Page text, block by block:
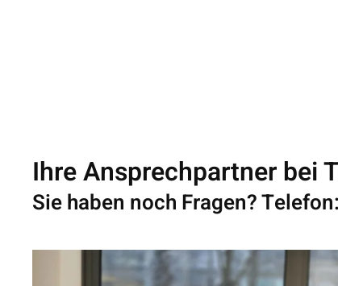
Ihre Ansprechpartner bei
Sie haben noch Fragen?